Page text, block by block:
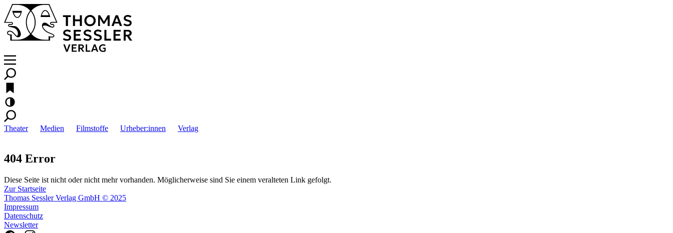
Theater Medien Filmstoffe Urheber:innen Verlag
404 Error
Diese Seite ist nicht oder nicht mehr vorhanden. Möglicherweise sind Sie einem veralteten Link gefolgt.
Zur Startseite
Thomas Sessler Verlag GmbH © 2025
Impressum
Datenschutz
Newsletter